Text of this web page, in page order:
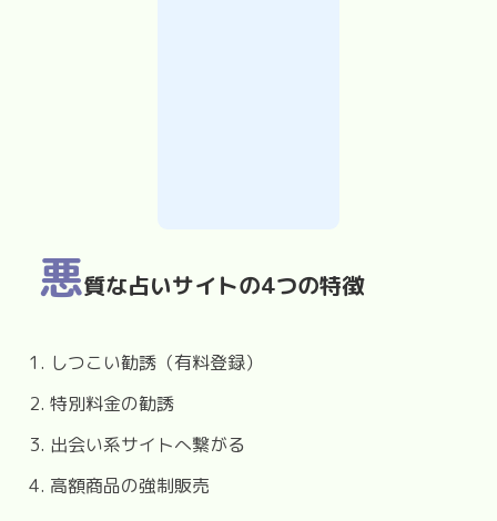
悪質な占いサイトの4つの特徴
しつこい勧誘（有料登録）
特別料金の勧誘
出会い系サイトへ繋がる
高額商品の強制販売